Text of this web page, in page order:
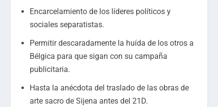
Encarcelamiento de los líderes políticos y
sociales separatistas.
Permitir descaradamente la huída de los otros a
Bélgica para que sigan con su campaña
publicitaria.
Hasta la anécdota del traslado de las obras de
arte sacro de Sijena antes del 21D.